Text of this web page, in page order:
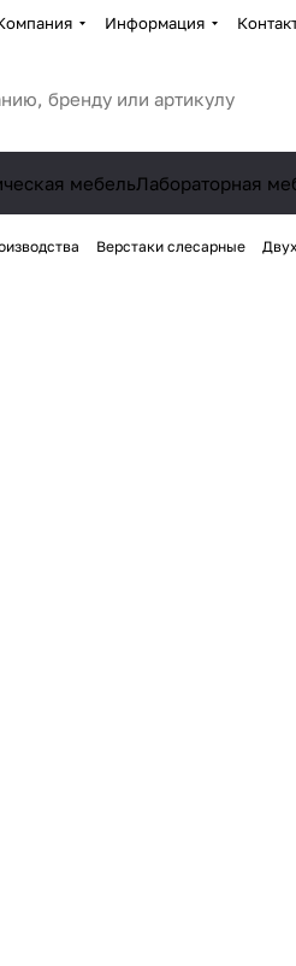
Информация
мебельЛабораторная
Верстаки слесарные